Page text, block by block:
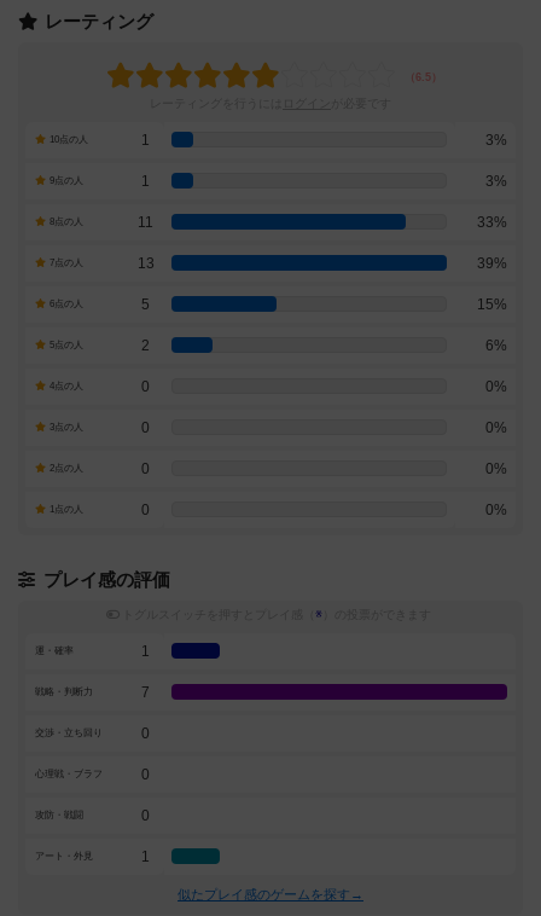
レーティング
10点の人 1 3%
9点の人 1 3%
8点の人 11 33%
7点の人 13 39%
6点の人 5 15%
5点の人 2 6%
4点の人 0 0%
3点の人 0 0%
2点の人 0 0%
1点の人 0 0%
プレイ感の評価
※
運・確率 1
戦略・判断力 7
交渉・立ち回り 0
心理戦・ブラフ 0
攻防・戦闘 0
アート・外見 1
似たプレイ感のゲームを探す→